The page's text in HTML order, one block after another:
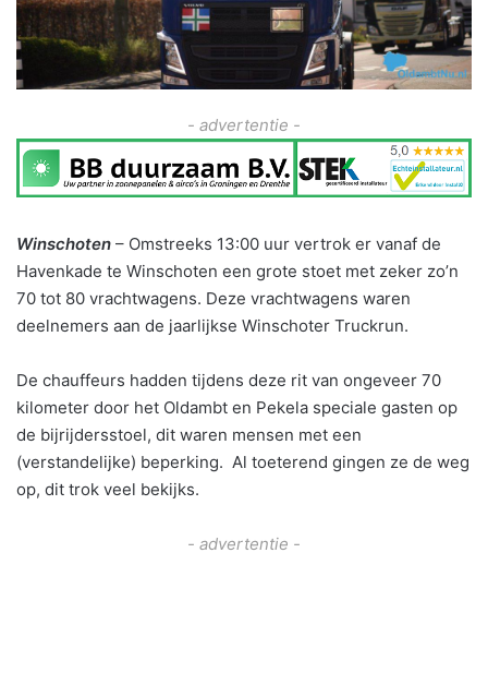
- advertentie -
Winschoten – Omstreeks 13:00 uur vertrok er vanaf de
Havenkade te Winschoten een grote stoet met zeker zo’n
70 tot 80 vrachtwagens. Deze vrachtwagens waren
deelnemers aan de jaarlijkse Winschoter Truckrun.
De chauffeurs hadden tijdens deze rit van ongeveer 70
kilometer door het Oldambt en Pekela speciale gasten op
de bijrijdersstoel, dit waren mensen met een
(verstandelijke) beperking. Al toeterend gingen ze de weg
op, dit trok veel bekijks.
- advertentie -